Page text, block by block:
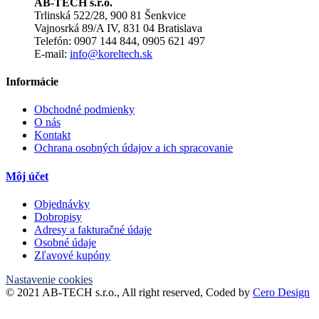
AB-TECH s.r.o.
Trlinská 522/28, 900 81 Šenkvice
Vajnosrká 89/A IV, 831 04 Bratislava
Telefón: 0907 144 844, 0905 621 497
E-mail: info@koreltech.sk
Informácie
Obchodné podmienky
O nás
Kontakt
Ochrana osobných údajov a ich spracovanie
Môj účet
Objednávky
Dobropisy
Adresy a fakturačné údaje
Osobné údaje
Zľavové kupóny
Nastavenie cookies
© 2021 AB-TECH s.r.o., All right reserved, Coded by Cero Design